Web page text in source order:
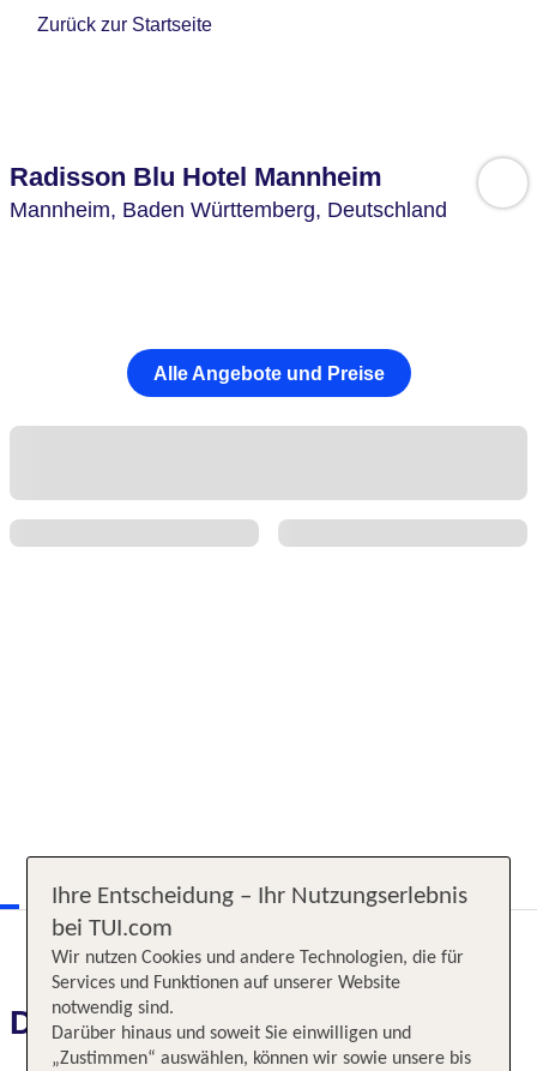
Zurück zur Startseite
Radisson Blu Hotel Mannheim
Mannheim, Baden Württemberg, Deutschland
Alle Angebote und Preise
Das erwartet Sie
Ihre Entscheidung – Ihr Nutzungserlebnis
bei TUI.com
Wir nutzen Cookies und andere Technologien, die für
Services und Funktionen auf unserer Website
notwendig sind.
Darüber hinaus und soweit Sie einwilligen und
„Zustimmen“ auswählen, können wir sowie unsere bis